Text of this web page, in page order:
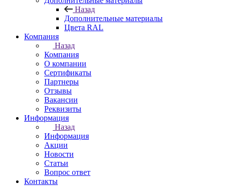
Назад
Дополнительные материалы
Цвета RAL
Компания
Назад
Компания
О компании
Сертификаты
Партнеры
Отзывы
Вакансии
Реквизиты
Информация
Назад
Информация
Акции
Новости
Статьи
Вопрос ответ
Контакты